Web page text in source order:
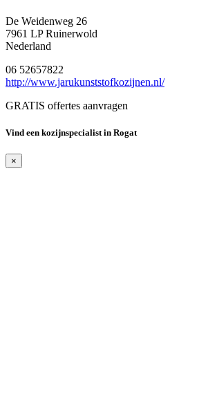
De Weidenweg 26
7961 LP Ruinerwold
Nederland
06 52657822
http://www.jarukunststofkozijnen.nl/
GRATIS offertes aanvragen
Vind een kozijnspecialist in Rogat
×